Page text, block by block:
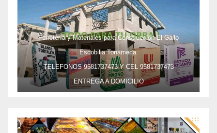
Ferretería y Materiales para Construcción El Gallo
Escobilla Tonameca.
TELEFONOS 9581737473 Y CEL 9581737473
ENTREGA A DOMICILIO